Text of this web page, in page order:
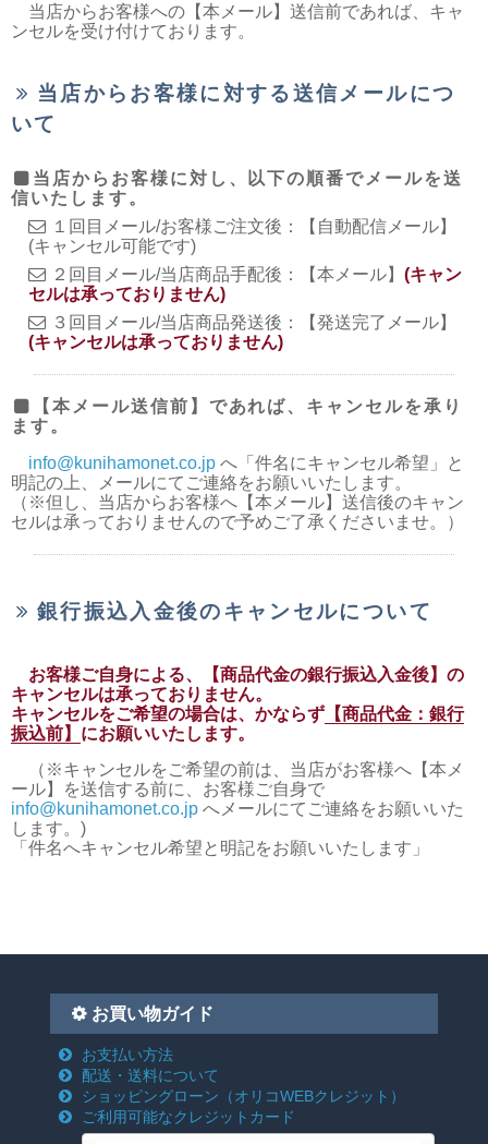
当店からお客様への【本メール】送信前であれば、キャ
ンセルを受け付けております。
当店からお客様に対する送信メールにつ
いて
当店からお客様に対し、以下の順番でメールを送
信いたします。
１回目メール/お客様ご注文後：【自動配信メール】
(キャンセル可能です)
２回目メール/当店商品手配後：【本メール】 (キャン
セルは承っておりません)
３回目メール/当店商品発送後：【発送完了メール】
(キャンセルは承っておりません)
【本メール送信前】であれば、キャンセルを承り
ます。
info@kunihamonet.co.jpへ「件名にキャンセル希望」と
明記の上、メールにてご連絡をお願いいたします。
（※但し、当店からお客様へ【本メール】送信後のキャン
セルは承っておりませんので予めご了承くださいませ。）
銀行振込入金後のキャンセルについて
お客様ご自身による、【商品代金の銀行振込入金後】の
キャンセルは承っておりません。
キャンセルをご希望の場合は、かならず 【商品代金：銀行
振込前】 にお願いいたします。
（※キャンセルをご希望の前は、当店がお客様へ【本メ
ール】を送信する前に、お客様ご自身で
info@kunihamonet.co.jp へメールにてご連絡をお願いいた
します。)
「件名へキャンセル希望と明記をお願いいたします」
お買い物ガイド
お支払い方法
配送・送料について
ショッピングローン （オリコWEBクレジット）
ご利用可能なクレジットカード